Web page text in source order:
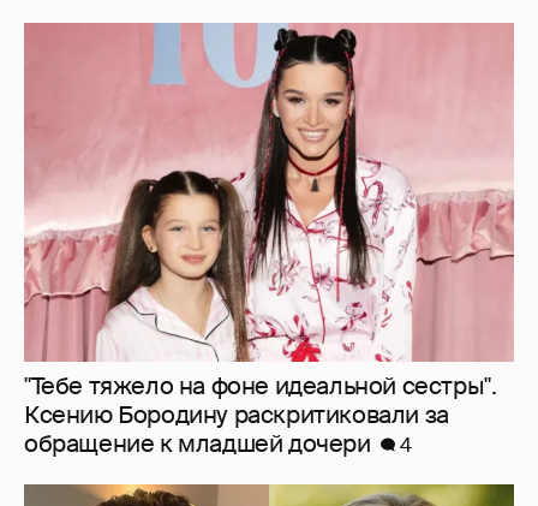
"Тебе тяжело на фоне идеальной сестры".
Ксению Бородину раскритиковали за
обращение к младшей дочери
4